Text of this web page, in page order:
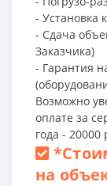
- Установка
- Сдача
Заказчика)
- Гарантия
Возможно
оплате за
года - 20000
*
на